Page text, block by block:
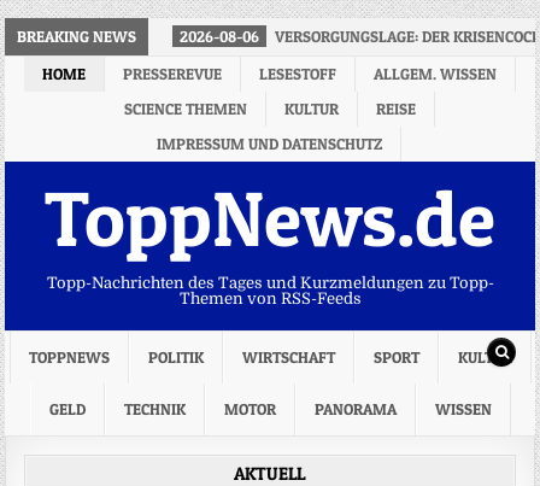
BREAKING NEWS 2026-08-06
VERSORGUNGSLAGE: DER
HOME
PRESSEREVUE LESESTOFF
ALLGEM. WISSEN
SCIENCE THEMEN
KULTUR
REISE
IMPRESSUM UND DATENSCHUTZ
ToppNews.de
Topp-Nachrichten des Tages und Kurzmeldungen zu Topp-
Themen von RSS-Feeds
TOPPNEWS POLITIK WIRTSCHAFT SPORT KULTUR
GELD TECHNIK MOTOR PANORAMA WISSEN
AKTUELL